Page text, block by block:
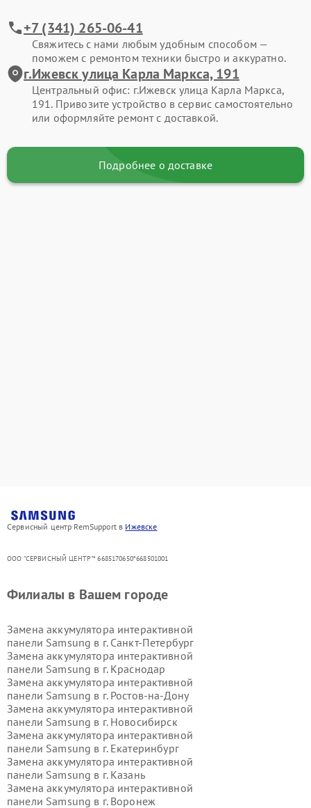
+7 (341) 265-06-41
Свяжитесь с нами любым удобным способом —
поможем с ремонтом техники быстро и аккуратно.
г.Ижевск улица Карла Маркса, 191
Центральный офис: г.Ижевск улица Карла Маркса,
191. Привозите устройство в сервис самостоятельно
или оформляйте ремонт с доставкой.
Подробнее о доставке
Сервисный центр RemSupport в Ижевске
ООО "СЕРВИСНЫЙ ЦЕНТР"* 6685170650*668501001
Филиалы в Вашем городе
Замена аккумулятора интерактивной
панели Samsung в г. Санкт-Петербург
Замена аккумулятора интерактивной
панели Samsung в г. Краснодар
Замена аккумулятора интерактивной
панели Samsung в г. Ростов-на-Дону
Замена аккумулятора интерактивной
панели Samsung в г. Новосибирск
Замена аккумулятора интерактивной
панели Samsung в г. Екатеринбург
Замена аккумулятора интерактивной
панели Samsung в г. Казань
Замена аккумулятора интерактивной
панели Samsung в г. Воронеж